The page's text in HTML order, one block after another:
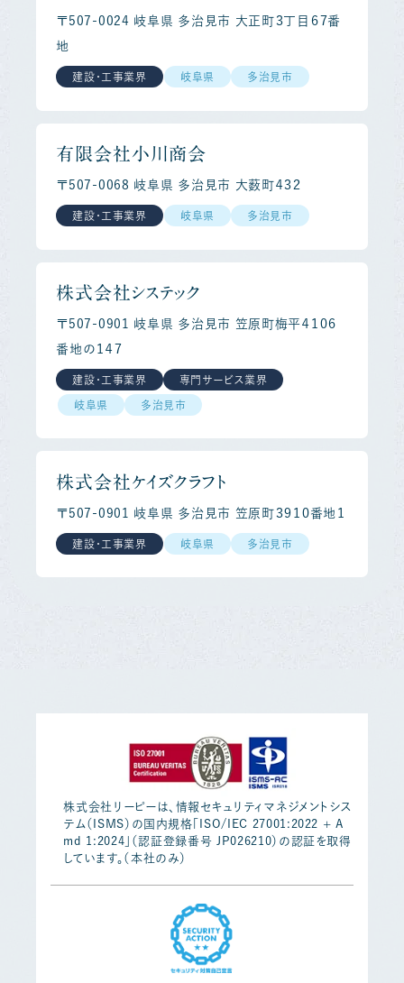
〒507-0024 岐阜県 多治見市 大正町３丁目６７番
地
建設・工事業界 岐阜県 多治見市
有限会社小川商会
〒507-0068 岐阜県 多治見市 大薮町４３２
建設・工事業界 岐阜県 多治見市
株式会社システック
〒507-0901 岐阜県 多治見市 笠原町梅平４１０６
番地の１４７
建設・工事業界 専門サービス業界
岐阜県 多治見市
株式会社ケイズクラフト
〒507-0901 岐阜県 多治見市 笠原町３９１０番地１
建設・工事業界 岐阜県 多治見市
株式会社リーピーは、情報セキュリティマネジメントシス
テム（ISMS）の国内規格「ISO/IEC 27001:2022 + A
md 1:2024」（認証登録番号 JP026210）の認証を取得
しています。（本社のみ）